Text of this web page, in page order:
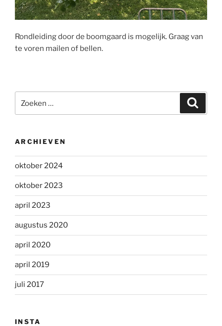
Rondleiding door de boomgaard is mogelijk. Graag van
te voren mailen of bellen.
naar:
ARCHIEVEN
oktober 2024
oktober 2023
april 2023
augustus 2020
april 2020
april 2019
juli 2017
INSTA